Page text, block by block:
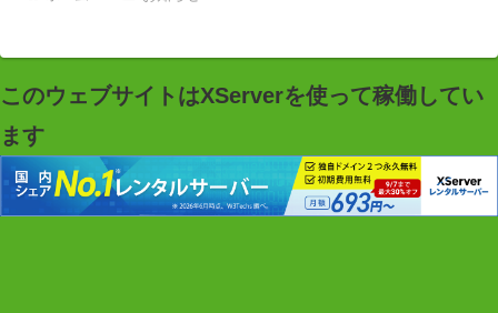
このウェブサイトはXServerを使って稼働してい
ます